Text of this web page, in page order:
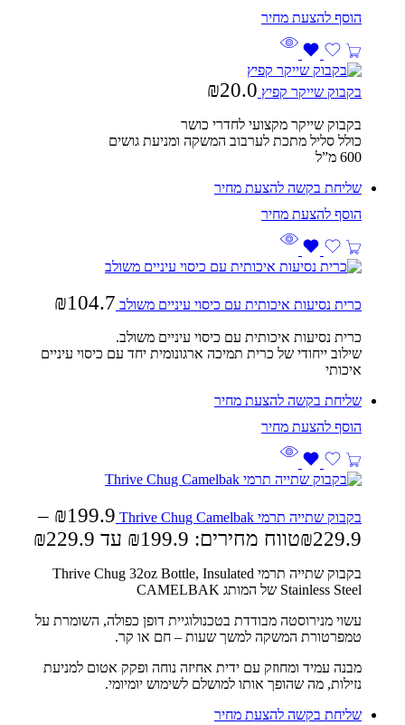
בקבוק שייקר קפיץ ₪20.0
בקבוק שייקר מקצועי לחדרי כושר
כולל סליל מתכת לערבוב המשקה ומניעת גושים
600 מ”ל
שליחת בקשה להצעת מחיר
כרית נסיעות איכותית עם כיסוי עיניים משולב ₪104.7
כרית נסיעות איכותית עם כיסוי עיניים משולב.
שילוב ייחודי של כרית תמיכה ארגונומית יחד עם כיסוי עיניים
איכותי
שליחת בקשה להצעת מחיר
בקבוק שתייה תרמי Thrive Chug Camelbak ₪199.9
–
₪229.9 טווח מחירים: ⁦₪199.9⁩ עד ⁦₪229.9⁩
בקבוק שתייה תרמי Thrive Chug 32oz Bottle, Insulated
Stainless Steel של המותג CAMELBAK
עשוי מנירוסטה מבודדת בטכנולוגיית דופן כפולה, השומרת על
טמפרטורת המשקה למשך שעות – חם או קר.
מבנה עמיד ומחוזק עם ידית אחיזה נוחה ופקק אטום למניעת
נזילות, מה שהופך אותו למושלם לשימוש יומיומי.
שליחת בקשה להצעת מחיר